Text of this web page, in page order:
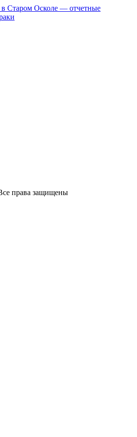
права защищены